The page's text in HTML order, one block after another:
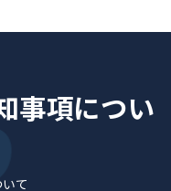
事項につい
て